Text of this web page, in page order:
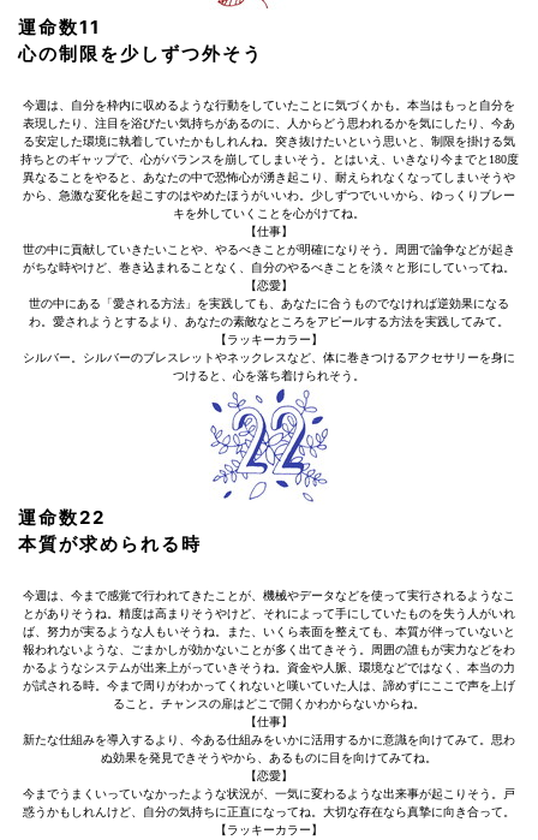
運命数11
心の制限を少しずつ外そう
今週は、自分を枠内に収めるような行動をしていたことに気づくかも。本当はもっと自分を
表現したり、注目を浴びたい気持ちがあるのに、人からどう思われるかを気にしたり、今あ
る安定した環境に執着していたかもしれんね。突き抜けたいという思いと、制限を掛ける気
持ちとのギャップで、心がバランスを崩してしまいそう。とはいえ、いきなり今までと180度
異なることをやると、あなたの中で恐怖心が湧き起こり、耐えられなくなってしまいそうや
から、急激な変化を起こすのはやめたほうがいいわ。少しずつでいいから、ゆっくりブレー
キを外していくことを心がけてね。
【仕事】
世の中に貢献していきたいことや、やるべきことが明確になりそう。周囲で論争などが起き
がちな時やけど、巻き込まれることなく、自分のやるべきことを淡々と形にしていってね。
【恋愛】
世の中にある「愛される方法」を実践しても、あなたに合うものでなければ逆効果になる
わ。愛されようとするより、あなたの素敵なところをアピールする方法を実践してみて。
【ラッキーカラー】
シルバー。シルバーのブレスレットやネックレスなど、体に巻きつけるアクセサリーを身に
つけると、心を落ち着けられそう。
運命数22
本質が求められる時
今週は、今まで感覚で行われてきたことが、機械やデータなどを使って実行されるようなこ
とがありそうね。精度は高まりそうやけど、それによって手にしていたものを失う人がいれ
ば、努力が実るような人もいそうね。また、いくら表面を整えても、本質が伴っていないと
報われないような、ごまかしが効かないことが多く出てきそう。周囲の誰もが実力などをわ
かるようなシステムが出来上がっていきそうね。資金や人脈、環境などではなく、本当の力
が試される時。今まで周りがわかってくれないと嘆いていた人は、諦めずにここで声を上げ
ること。チャンスの扉はどこで開くかわからないからね。
【仕事】
新たな仕組みを導入するより、今ある仕組みをいかに活用するかに意識を向けてみて。思わ
ぬ効果を発見できそうやから、あるものに目を向けてみてね。
【恋愛】
今までうまくいっていなかったような状況が、一気に変わるような出来事が起こりそう。戸
惑うかもしれんけど、自分の気持ちに正直になってね。大切な存在なら真摯に向き合って。
【ラッキーカラー】